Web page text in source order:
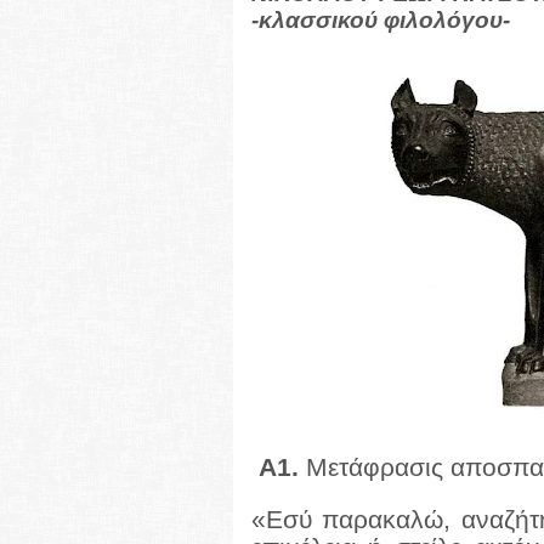
-κλασσικού φιλολόγου-
Α1. Μετάφρασις
«Εσύ παρακαλώ,